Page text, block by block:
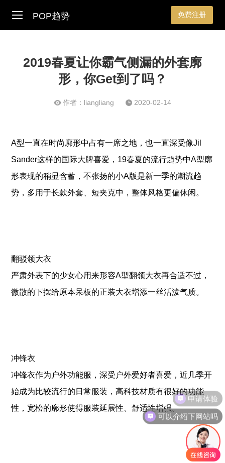
POP趋势 免费注册
2019春夏让你霸气侧漏的外套廓
形，你Get到了吗？
作者：liangliang 2020-02-14
A型一直在时尚廓形中占有一席之地，也一直深受像Jil
Sander这样的国际大牌喜爱，19春夏的流行趋势中A型廓
形表现的稍显含蓄，不张扬的小A版是新一季的潮流趋
势，多用于长款外套、短夹克中，整体风格更偏休闲。
翻驳领大衣
严肃外表下的少女心用来形容A型翻领大衣再合适不过，
微散的下摆给原本呆板的正装大衣增添一丝活泼气质。
冲锋衣
冲锋衣作为户外功能服，深受户外爱好者喜爱，近几季开
始成为比较流行的日常服装，高科技材质有很好的功能
性，宽松的廓形使得服装延展性、舒适性增强。
可以介绍下网站吗
申请体验